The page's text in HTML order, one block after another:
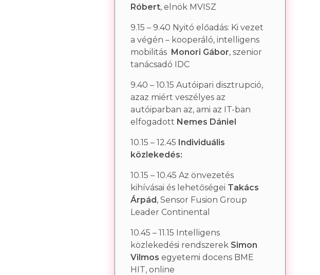
Róbert, elnök MVISZ
9.15 – 9.40 Nyitó előadás: Ki vezet
a végén – kooperáló, intelligens
mobilitás Monori Gábor, szenior
tanácsadó IDC
9.40 – 10.15 Autóipari disztrupció,
azaz miért veszélyes az
autóiparban az, ami az IT-ban
elfogadott Nemes Dániel
10.15 – 12.45 Individuális
közlekedés:
10.15 – 10.45 Az önvezetés
kihívásai és lehetőségei Takács
Árpád, Sensor Fusion Group
Leader Continental
10.45 – 11.15 Intelligens
közlekedési rendszerek Simon
Vilmos egyetemi docens BME
HIT, online